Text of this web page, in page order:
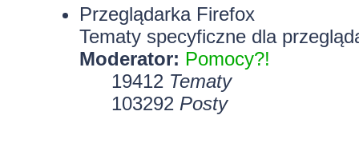
Przeglądarka Firefox
Tematy specyficzne dla
Moderator: Pomocy?!
19412 Tematy
103292 Posty